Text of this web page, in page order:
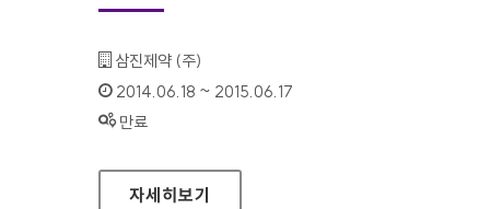
기관명 :
삼진제약 (주)
인증기간 :
2014.06.18 ~ 2015.06.17
상태 :
만료
삼진제약 홈페이지
자세히보기